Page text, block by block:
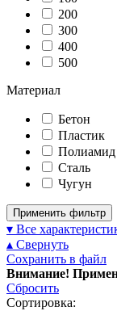
200
300
400
500
Материал
Бетон
Пластик
Полиамид
Сталь
Чугун
Применить фильтр
▾ Все
▴ Свернуть
Сохранить в файл
Внимание!
Сбросить
Сортировка: